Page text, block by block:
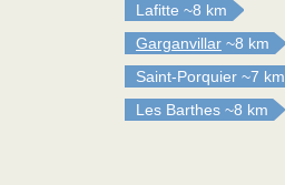
Lafitte ~8 km
Garganvillar ~8 km
Saint-Porquier ~7 km
Les Barthes ~8 km